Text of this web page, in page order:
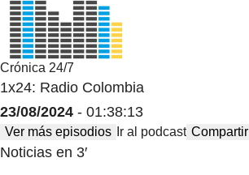
Crónica 24/7
1x24: Radio Colombia
23/08/2024 - 01:38:13
Ver más episodios Ir al podcast Compartir
Noticias en 3′